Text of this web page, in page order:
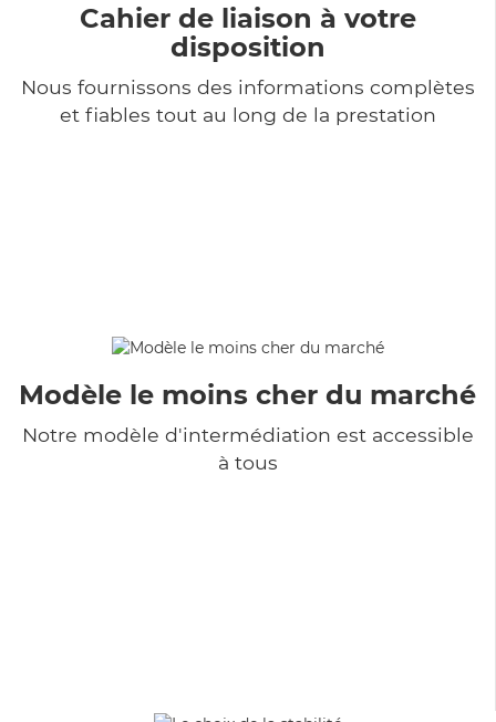
Cahier de liaison à votre
disposition
Nous fournissons des informations complètes
et fiables tout au long de la prestation
Modèle le moins cher du marché
Notre modèle d'intermédiation est accessible
à tous